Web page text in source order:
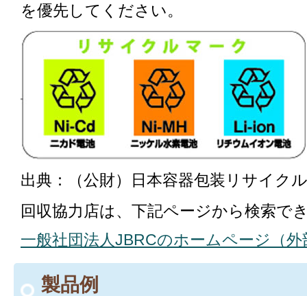
を優先してください。
出典：（公財）日本容器包装リサイク
回収協力店は、下記ページから検索で
一般社団法人JBRCのホームページ（
製品例